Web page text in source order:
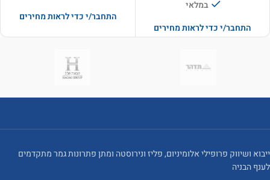
במלאי
התחבר/י כדי לראות מחירים
התחבר/י כדי לראות מחירים
ייבוא ושיווק פרופילי אלומיניום, פליז ונירוסטה ומתן פתרונות גמר מתקדמים
לענף הבניה